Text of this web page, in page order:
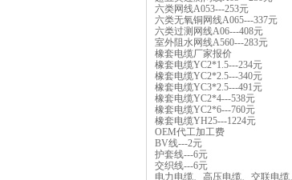
六类网线A053---253元
六类无氧铜网线A065---337元
六类过测网线A06---408元
室外阻水网线A560---283元
橡套电缆厂家报价
橡套电缆YC2*1.5---234元
橡套电缆YC2*2.5---340元
橡套电缆YC3*2.5---491元
橡套电缆YC2*4---538元
橡套电缆YC2*6---760元
橡套电缆YH25---1224元
OEM代工加工费
BV线---2元
护套线---6元
交织线---6元
电力电缆、高压电缆、交联电